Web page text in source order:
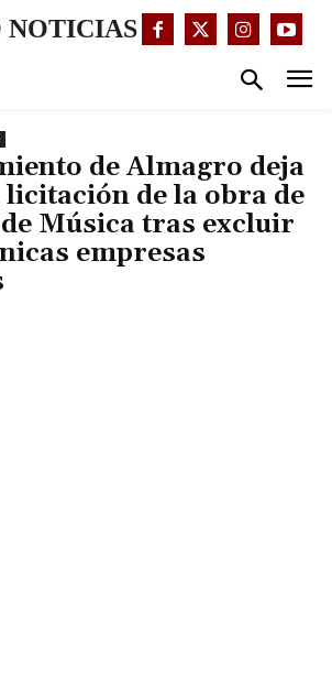
de Almagro deja
de la obra de
Música tras excluir
empresas